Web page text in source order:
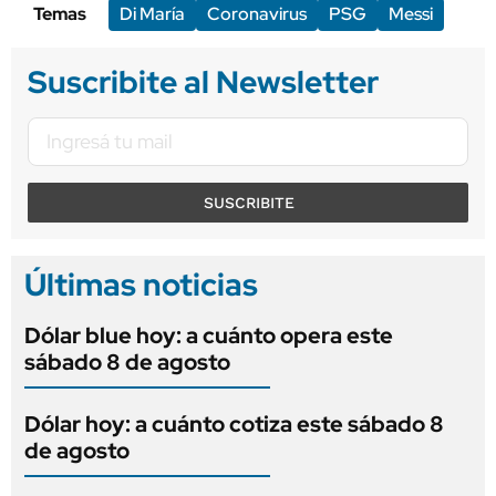
Temas
Di María Coronavirus PSG Messi
Suscribite al Newsletter
SUSCRIBITE
Últimas noticias
Dólar blue hoy: a cuánto opera este
sábado 8 de agosto
Dólar hoy: a cuánto cotiza este sábado 8
de agosto